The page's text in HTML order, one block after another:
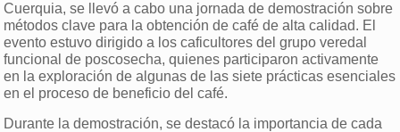
Cuerquia, se llevó a cabo una jornada de demostración sobre
métodos clave para la obtención de café de alta calidad. El
evento estuvo dirigido a los caficultores del grupo veredal
funcional de poscosecha, quienes participaron activamente
en la exploración de algunas de las siete prácticas esenciales
en el proceso de beneficio del café.
Durante la demostración, se destacó la importancia de cada